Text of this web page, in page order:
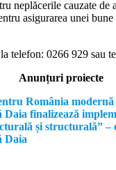
neplăcerile cauzate de
asigurarea unei
telefon: 0266 929 sau
Anunțuri proiecte
România modernă
Daia finalizează
și structurală” –
Daia